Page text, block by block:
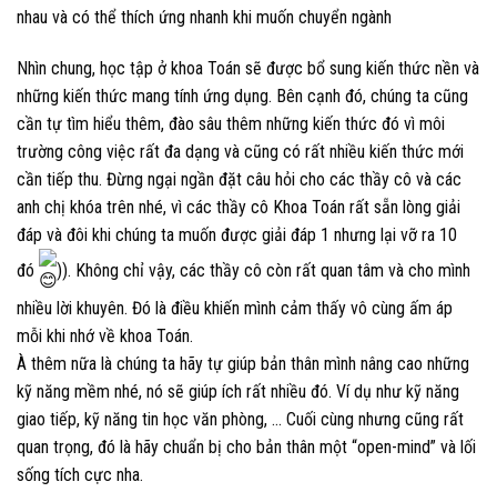
nhau và có thể thích ứng nhanh khi muốn chuyển ngành
Nhìn chung, học tập ở khoa Toán sẽ được bổ sung kiến thức nền và
những kiến thức mang tính ứng dụng. Bên cạnh đó, chúng ta cũng
cần tự tìm hiểu thêm, đào sâu thêm những kiến thức đó vì môi
trường công việc rất đa dạng và cũng có rất nhiều kiến thức mới
cần tiếp thu. Đừng ngại ngần đặt câu hỏi cho các thầy cô và các
anh chị khóa trên nhé, vì các thầy cô Khoa Toán rất sẵn lòng giải
đáp và đôi khi chúng ta muốn được giải đáp 1 nhưng lại vỡ ra 10
đó
)). Không chỉ vậy, các thầy cô còn rất quan tâm và cho mình
nhiều lời khuyên. Đó là điều khiến mình cảm thấy vô cùng ấm áp
mỗi khi nhớ về khoa Toán.
À thêm nữa là chúng ta hãy tự giúp bản thân mình nâng cao những
kỹ năng mềm nhé, nó sẽ giúp ích rất nhiều đó. Ví dụ như kỹ năng
giao tiếp, kỹ năng tin học văn phòng, … Cuối cùng nhưng cũng rất
quan trọng, đó là hãy chuẩn bị cho bản thân một “open-mind” và lối
sống tích cực nha.